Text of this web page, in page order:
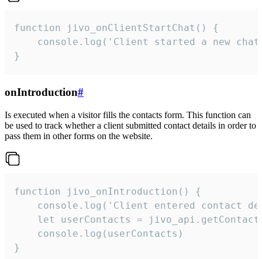
function jivo_onClientStartChat() {
console.log('Client started a new
}
onIntroduction#
Is executed when a visitor fills the contacts form. This function can
be used to track whether a client submitted contact details in order to
pass them in other forms on the website.
function jivo_onIntroduction() {
console.log('Client entered contact
let userContacts =
    console.log(userContacts)
}